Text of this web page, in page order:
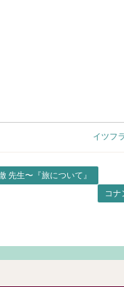
イツフ
生〜『旅について』
コ